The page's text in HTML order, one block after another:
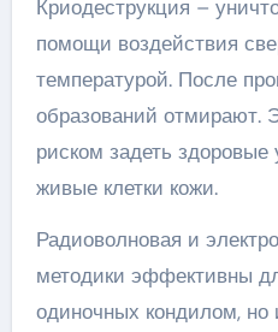
Криодеструкция –
помощи воздействия
температурой. После
образований отмирают.
риском задеть здоровые
живые клетки кожи.
Радиоволновая и
методики эффективны
одиночных кондилом,